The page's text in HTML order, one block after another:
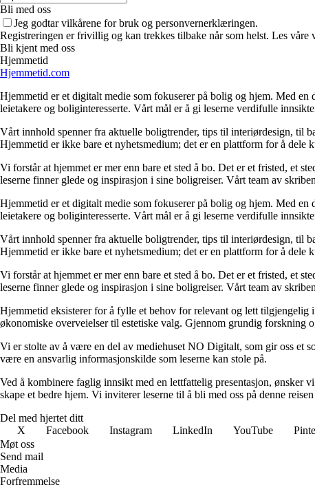
Bli med oss
Jeg godtar vilkårene for bruk og personvernerklæringen.
Registreringen er frivillig og kan trekkes tilbake når som helst. Les våre
Bli kjent med oss
Hjemmetid
Hjemmetid.com
Hjemmetid er et digitalt medie som fokuserer på bolig og hjem. Med
leietakere og boliginteresserte. Vårt mål er å gi leserne verdifulle
Vårt innhold spenner fra aktuelle boligtrender, tips til interiørdesign, til
Hjemmetid er ikke bare et nyhetsmedium; det er en plattform for å dele
Vi forstår at hjemmet er mer enn bare et sted å bo. Det er et fristed, et
leserne finner glede og inspirasjon i sine boligreiser. Vårt team av
Hjemmetid er et digitalt medie som fokuserer på bolig og hjem. Med
leietakere og boliginteresserte. Vårt mål er å gi leserne verdifulle
Vårt innhold spenner fra aktuelle boligtrender, tips til interiørdesign, til
Hjemmetid er ikke bare et nyhetsmedium; det er en plattform for å dele
Vi forstår at hjemmet er mer enn bare et sted å bo. Det er et fristed, et
leserne finner glede og inspirasjon i sine boligreiser. Vårt team av
Hjemmetid eksisterer for å fylle et behov for relevant og lett
økonomiske overveielser til estetiske valg. Gjennom grundig forskning
Vi er stolte av å være en del av mediehuset NO Digitalt, som gir oss
være en ansvarlig informasjonskilde som leserne kan stole på.
Ved å kombinere faglig innsikt med en lettfattelig presentasjon, ønsker
skape et bedre hjem. Vi inviterer leserne til å bli med oss på denne
Del med hjertet ditt
X
Facebook Instagram LinkedIn YouTube
Møt oss
Send mail
Media
Forfremmelse